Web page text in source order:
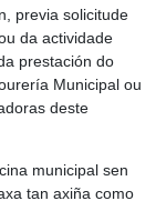
previa solicitude
da actividade
prestación do
Municipal ou
deste
municipal sen
tan axiña como